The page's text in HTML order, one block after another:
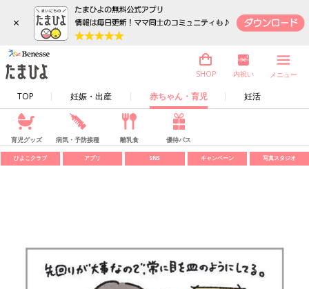
×
TOP 妊娠・出産 赤ちゃん・育児 妊活
SHOP 内祝い メニュー
育児グッズ 病気・予防接種 離乳食 優待パス
ひよこクラブ アプリ SNS キャンペーン 写真スタジオ